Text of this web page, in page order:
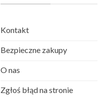
Kontakt
Bezpieczne zakupy
O nas
Zgłoś błąd na stronie